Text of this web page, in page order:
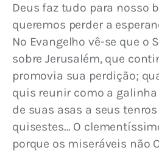
Deus faz tudo para nosso
queremos perder a
No Evangelho vê-se que o
sobre Jerusalém, que
promovia sua perdição;
quis reunir como a
de suas asas a seus
quisestes… O
porque os miseráveis não